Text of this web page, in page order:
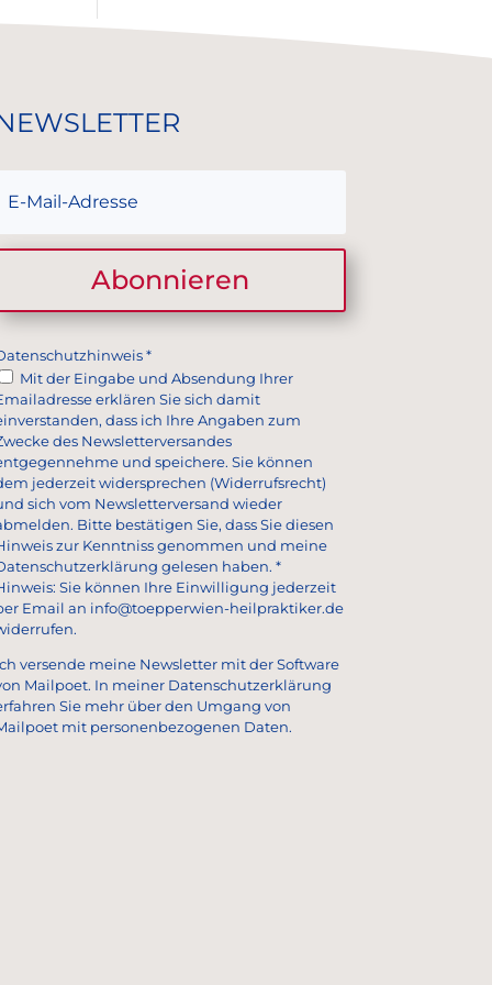
Abonnieren
*
Mit der Eingabe und Absendung Ihrer
erklären Sie sich damit
dass ich Ihre Angaben zum
des Newsletterversandes
und speichere. Sie können
jederzeit widersprechen (Widerrufsrecht)
sich vom Newsletterversand wieder
Bitte bestätigen Sie, dass Sie diesen
zur Kenntniss genommen und meine
gelesen haben. *
Sie können Ihre Einwilligung jederzeit
Email an info@toepperwien-heilpraktiker.de
versende meine Newsletter mit der Software
Mailpoet. In meiner Datenschutzerklärung
Sie mehr über den Umgang von
mit personenbezogenen Daten.